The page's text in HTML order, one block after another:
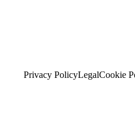
Privacy PolicyLegalCookie